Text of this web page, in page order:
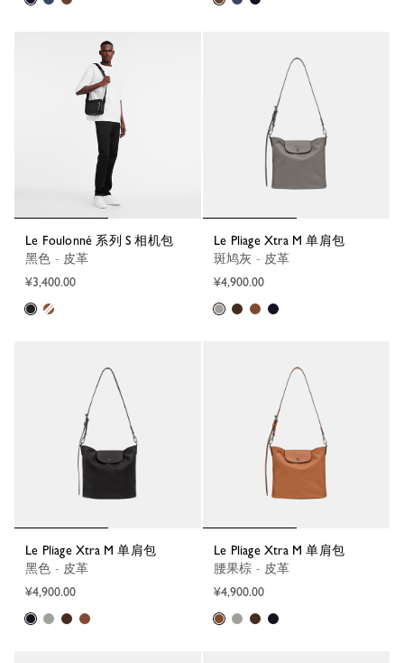
Le Foulonné 系列 S 相机包
黑色 - 皮革
¥3,400.00
Le Pliage Xtra M 单肩包
斑鸠灰 - 皮革
¥4,900.00
Le Pliage Xtra M 单肩包
黑色 - 皮革
¥4,900.00
Le Pliage Xtra M 单肩包
腰果棕 - 皮革
¥4,900.00